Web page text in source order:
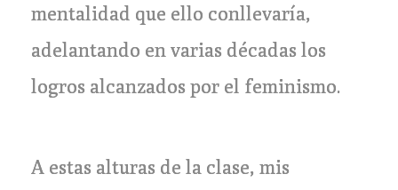
mentalidad que ello conllevaría,
adelantando en varias décadas los
logros alcanzados por el feminismo.
A estas alturas de la clase, mis